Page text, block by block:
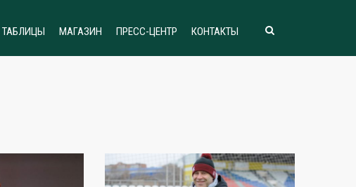
ТАБЛИЦЫ МАГАЗИН ПРЕСС-ЦЕНТР КОНТАКТЫ